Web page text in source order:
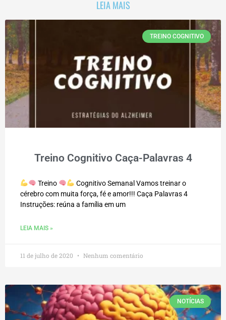
LEIA MAIS
TREINO COGNITIVO
Treino Cognitivo Caça-Palavras 4
Treino
Cognitivo Semanal Vamos treinar o
cérebro com muita força, fé e amor!!! Caça Palavras 4
Instruções: reúna a família em um
LEIA MAIS »
11 de julho de 2020 Nenhum comentário
NOTÍCIAS